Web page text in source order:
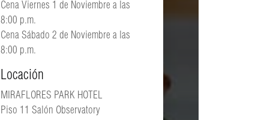
Cena Viernes 1 de Noviembre a las
8:00 p.m.
Cena Sábado 2 de Noviembre a las
8:00 p.m.
Locación
MIRAFLORES PARK HOTEL
Piso 11 Salón Observatory